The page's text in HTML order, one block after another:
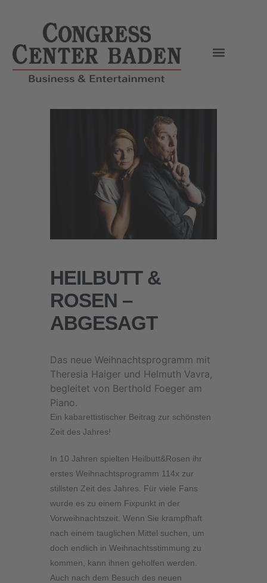
HEILBUTT &
ROSEN –
ABGESAGT
Das neue Weihnachtsprogramm mit
Theresia Haiger und Helmuth Vavra,
begleitet von Berthold Foeger am
Piano.
Ein kabarettistischer Beitrag zur schönsten
Zeit des Jahres!
In 10 Jahren spielten Heilbutt&Rosen ihr
erstes Weihnachtsprogramm 114x zur
stillsten Zeit des Jahres. Für viele Fans
wurde es zu einem Fixpunkt in der
Vorweihnachtszeit. Wenn Sie krampfhaft
nach einem tauglichen Mittel suchen, um
doch endlich in Weihnachtsstimmung zu
kommen, kann ihnen geholfen werden.
Auch nach dem Besuch des neuen